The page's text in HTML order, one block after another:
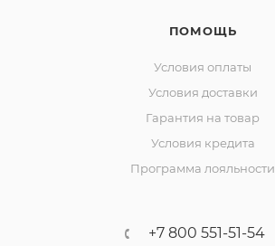
ПОМОЩЬ
Условия оплаты
Условия доставки
Гарантия на товар
Условия кредита
Программа лояльности
+7 800 551-51-54